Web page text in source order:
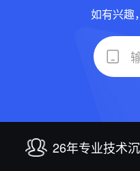
如有兴趣
26年专业技术